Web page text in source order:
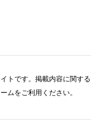
トです。掲載内容に関する
ムをご利用ください。